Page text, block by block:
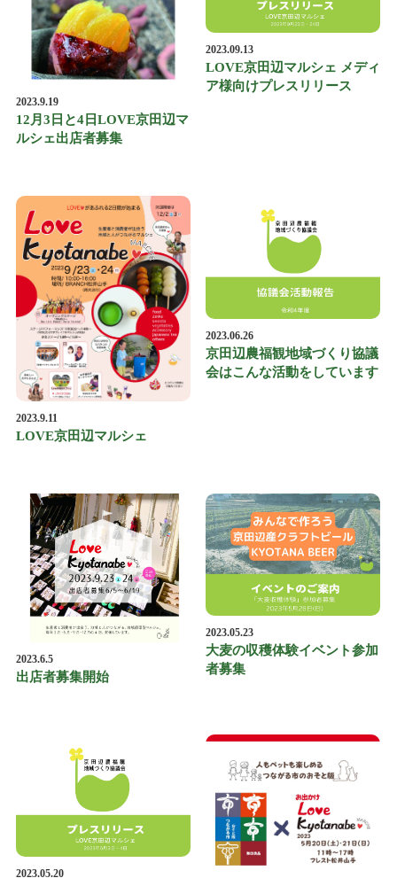
2023.9.19
12月3日と4日LOVE京田辺マ
ルシェ出店者募集
2023.09.13
LOVE京田辺マルシェ メディ
ア様向けプレスリリース
2023.9.11
LOVE京田辺マルシェ
2023.06.26
京田辺農福観地域づくり協議
会はこんな活動をしています
2023.6.5
出店者募集開始
2023.05.23
大麦の収穫体験イベント参加
者募集
2023.05.20